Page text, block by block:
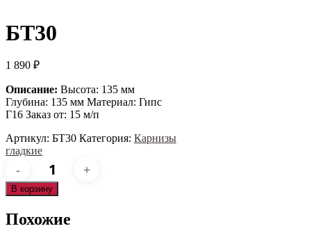
БТ30
1 890 ₽
Описание: Высота: 135 мм
Глубина: 135 мм Материал: Гипс
Г16 Заказ от: 15 м/п
Артикул: БТ30 Категория: Карнизы
гладкие
Количество
товара
БТ30
В корзину
Похожие